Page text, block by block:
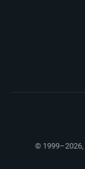
© 1999–2026,